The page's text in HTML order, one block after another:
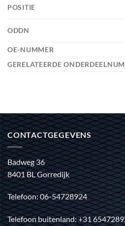
POSITIE
ODDN
OE-NUMMER
GERELATEERDE
CONTACTGEGEVENS
Badweg 36
8401 BL Gorredijk
Telefoon: 06-54728924
Telefoon buitenland: +31